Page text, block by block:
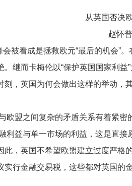
从英国否决
赵怀
看成是拯救欧元“最后的机会”。
继而卡梅伦以“保护英国国家利
，英国为何会做出这样的举动，
之间复杂的矛盾关系有着紧密
与单一市场的利益，这是直接
此，英国不希望欧盟建立过度严
实行金融交易税，这些都对英国